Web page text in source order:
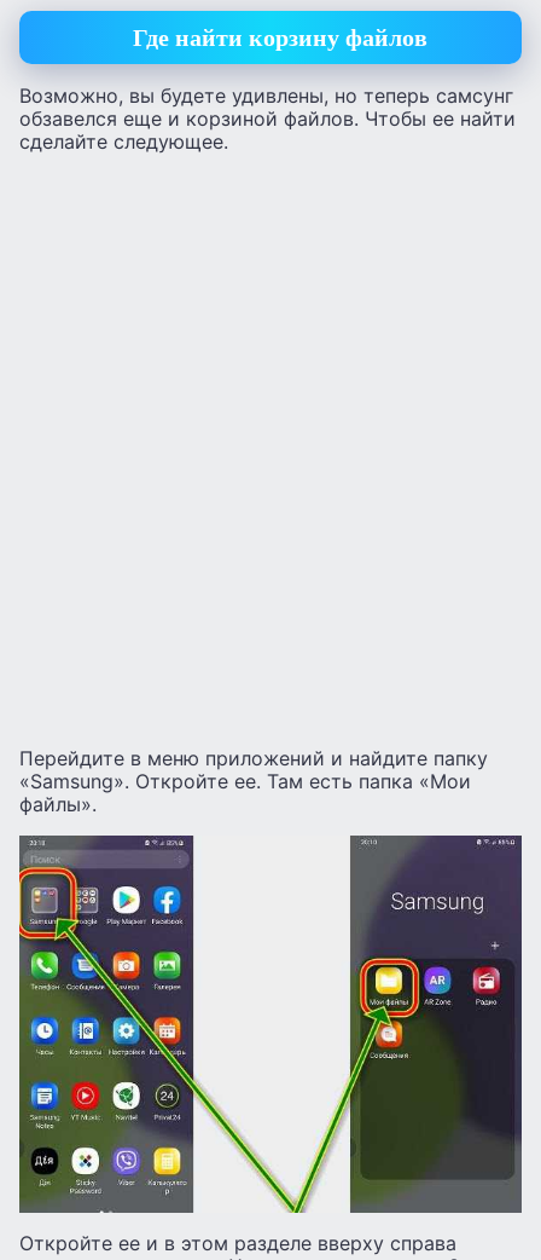
Где найти корзину файлов
Возможно, вы будете удивлены, но теперь самсунг
обзавелся еще и корзиной файлов. Чтобы ее найти
сделайте следующее.
Перейдите в меню приложений и найдите папку
«Samsung». Откройте ее. Там есть папка «Мои
файлы».
Откройте ее и в этом разделе вверху справа